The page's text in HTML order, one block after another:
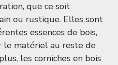
que ce soit
ou rustique. Elles sont
essences de bois,
le matériel au reste de
les corniches en bois